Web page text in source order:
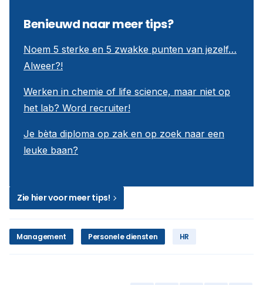
Benieuwd naar meer tips?
Noem 5 sterke en 5 zwakke punten van jezelf…
Alweer?!
Werken in chemie of life science, maar niet op
het lab? Word recruiter!
Je bèta diploma op zak en op zoek naar een
leuke baan?
Zie hier voor meer tips!
Management Personele diensten HR